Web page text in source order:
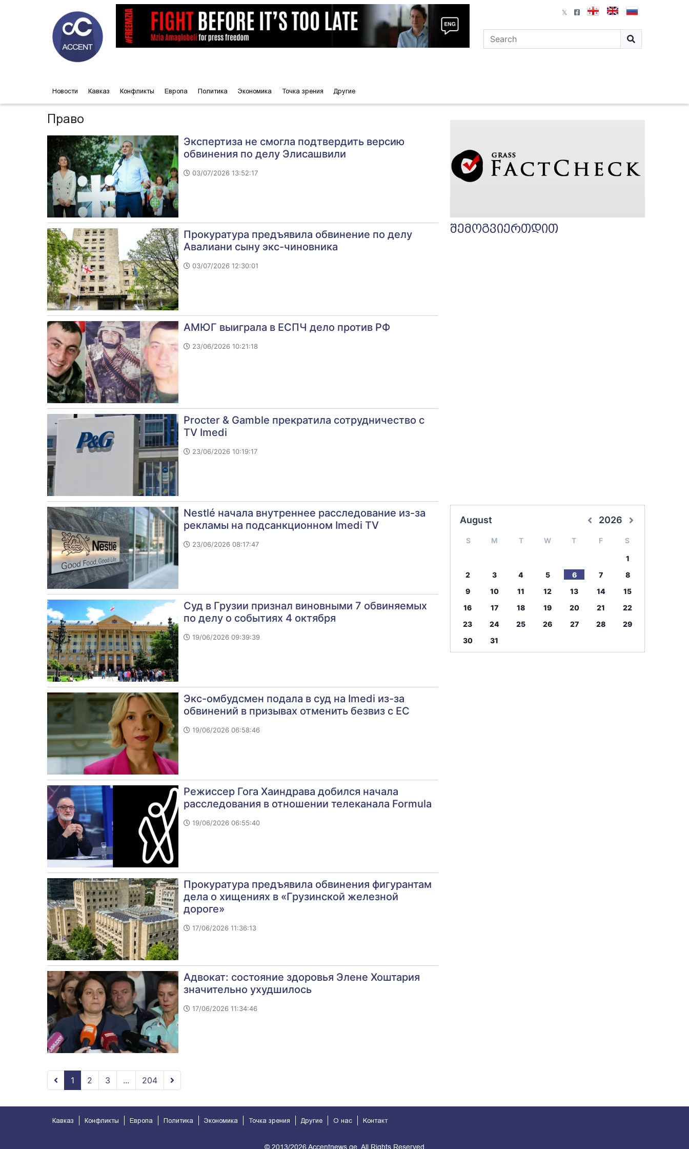
Новости Кавказ Конфликты Европа Политика Экономика Точка зрения Другие
Право
Экспертиза не смогла подтвердить версию
обвинения по делу Элисашвили
03/07/2026 13:52:17
Прокуратура предъявила обвинение по делу
Авалиани сыну экс-чиновника
03/07/2026 12:30:01
АМЮГ выиграла в ЕСПЧ дело против РФ
23/06/2026 10:21:18
Procter & Gamble прекратила сотрудничество с
TV Imedi
23/06/2026 10:19:17
Nestlé начала внутреннее расследование из-за
рекламы на подсанкционном Imedi TV
23/06/2026 08:17:47
Суд в Грузии признал виновными 7 обвиняемых
по делу о событиях 4 октября
19/06/2026 09:39:39
Экс-омбудсмен подала в суд на Imedi из-за
обвинений в призывах отменить безвиз с ЕС
19/06/2026 06:58:46
Режиссер Гога Хаиндрава добился начала
расследования в отношении телеканала Formula
19/06/2026 06:55:40
Прокуратура предъявила обвинения фигурантам
дела о хищениях в «Грузинской железной
дороге»
17/06/2026 11:36:13
Адвокат: состояние здоровья Элене Хоштария
значительно ухудшилось
17/06/2026 11:34:46
1 2 3 ... 204
შემოგვიერთდით
August 2026
S M T W T F S
1
2
3 4 5 6 7
8
9
10 11 12 13 14
15
16
17 18 19 20 21
22
23
24 25 26 27 28
29
30
31
Кавказ Конфликты Европа Политика Экономика Точка зрения Другие О нас Kонтакт